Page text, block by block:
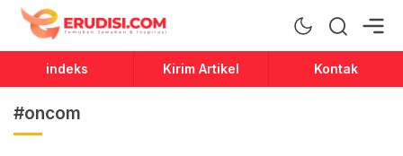
Erudisi
Temukan Jawaban dan Inspirasi
indeks Kirim Artikel Kontak
#oncom